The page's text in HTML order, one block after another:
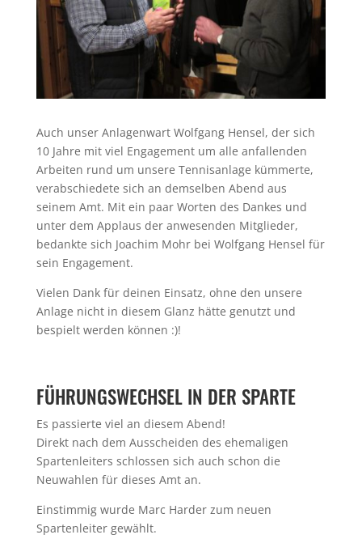
Auch unser Anlagenwart Wolfgang Hensel, der sich
10 Jahre mit viel Engagement um alle anfallenden
Arbeiten rund um unsere Tennisanlage kümmerte,
verabschiedete sich an demselben Abend aus
seinem Amt. Mit ein paar Worten des Dankes und
unter dem Applaus der anwesenden Mitglieder,
bedankte sich Joachim Mohr bei Wolfgang Hensel für
sein Engagement.
Vielen Dank für deinen Einsatz, ohne den unsere
Anlage nicht in diesem Glanz hätte genutzt und
bespielt werden können :)!
FÜHRUNGSWECHSEL IN DER SPARTE
Es passierte viel an diesem Abend!
Direkt nach dem Ausscheiden des ehemaligen
Spartenleiters schlossen sich auch schon die
Neuwahlen für dieses Amt an.
Einstimmig wurde Marc Harder zum neuen
Spartenleiter gewählt.